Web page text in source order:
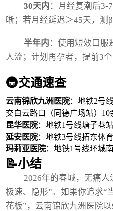
30天内 ：月经复潮后3-
晰；若月经延迟＞45天，测
半年内 ：使用短效口服
人流；计划再孕者，提前3
🚇交通速查
云南锦欣九洲医院：地铁2号
交白云路口（同德广场站）10
昆华医院：地铁1号线塘子巷
延安医院：地铁3号线拓东体
玛莉亚医院：地铁1号线环城
📝小结
2026年的春城，无痛人
极速、隐形”。如果你追求“
花板”，云南锦欣九洲医院